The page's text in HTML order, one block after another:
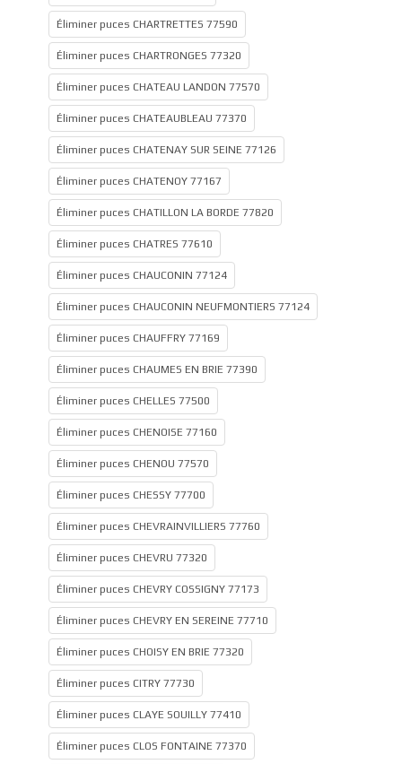
Éliminer puces CHARTRETTES 77590
Éliminer puces CHARTRONGES 77320
Éliminer puces CHATEAU LANDON 77570
Éliminer puces CHATEAUBLEAU 77370
Éliminer puces CHATENAY SUR SEINE 77126
Éliminer puces CHATENOY 77167
Éliminer puces CHATILLON LA BORDE 77820
Éliminer puces CHATRES 77610
Éliminer puces CHAUCONIN 77124
Éliminer puces CHAUCONIN NEUFMONTIERS 77124
Éliminer puces CHAUFFRY 77169
Éliminer puces CHAUMES EN BRIE 77390
Éliminer puces CHELLES 77500
Éliminer puces CHENOISE 77160
Éliminer puces CHENOU 77570
Éliminer puces CHESSY 77700
Éliminer puces CHEVRAINVILLIERS 77760
Éliminer puces CHEVRU 77320
Éliminer puces CHEVRY COSSIGNY 77173
Éliminer puces CHEVRY EN SEREINE 77710
Éliminer puces CHOISY EN BRIE 77320
Éliminer puces CITRY 77730
Éliminer puces CLAYE SOUILLY 77410
Éliminer puces CLOS FONTAINE 77370